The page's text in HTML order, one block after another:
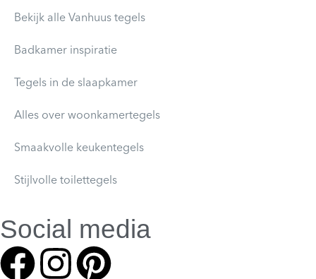
Bekijk alle Vanhuus tegels
Badkamer inspiratie
Tegels in de slaapkamer
Alles over woonkamertegels
Smaakvolle keukentegels
Stijlvolle toilettegels
Social media